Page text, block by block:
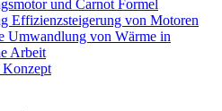
und Carnot Formel
Effizienzsteigerung von Motoren
Umwandlung von Wärme in
Arbeit
Konzept